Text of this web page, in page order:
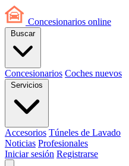
Concesionarios online
Buscar
Concesionarios Coches nuevos
Servicios
Accesorios Túneles de Lavado
Noticias Profesionales
Iniciar sesión Registrarse